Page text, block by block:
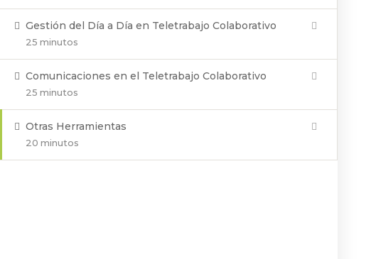
Gestión del Día a Día en Teletrabajo Colaborativo
25 minutos
Comunicaciones en el Teletrabajo Colaborativo
25 minutos
Otras Herramientas
20 minutos